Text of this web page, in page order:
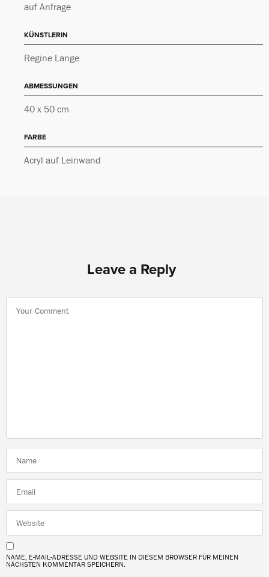
auf Anfrage
KÜNSTLERIN
Regine Lange
ABMESSUNGEN
40 x 50 cm
FARBE
Acryl auf Leinwand
Leave a Reply
NAME, E-MAIL-ADRESSE UND WEBSITE IN DIESEM BROWSER FÜR MEINEN
NÄCHSTEN KOMMENTAR SPEICHERN.